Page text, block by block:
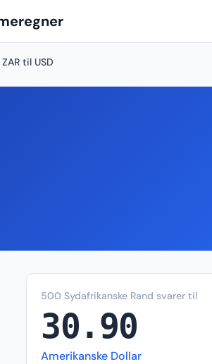
til USD
500 Sydafrikanske Rand svarer til
30.90
Amerikanske Dollar